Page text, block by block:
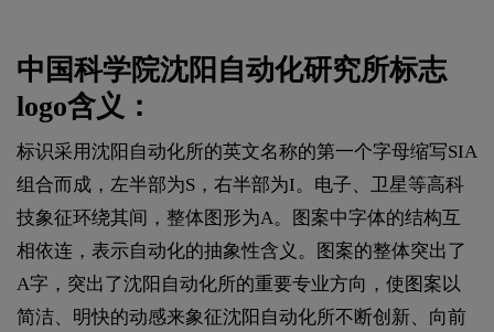
中国科学院沈阳自动化研究所标志
logo含义：
标识采用沈阳自动化所的英文名称的第一个字母缩写SIA
组合而成，左半部为S，右半部为I。电子、卫星等高科
技象征环绕其间，整体图形为A。图案中字体的结构互
相依连，表示自动化的抽象性含义。图案的整体突出了
A字，突出了沈阳自动化所的重要专业方向，使图案以
简洁、明快的动感来象征沈阳自动化所不断创新、向前